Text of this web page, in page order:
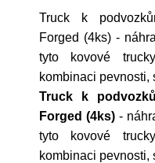
Truck k
Forged (4ks) -
tyto kovové
kombinaci pevnosti,
Truck k
Forged (4ks) -
tyto kovové
kombinaci pevnosti,